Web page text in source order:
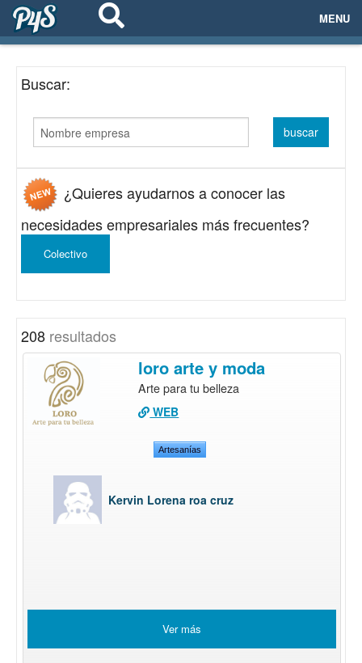
MENU
EMPRESAS
PROYECTOS
NETWORKING
AYUDA
Buscar:
¿Quieres ayudarnos a conocer las
necesidades empresariales más frecuentes?
Colectivo
208 resultados
loro arte y moda
Arte para tu belleza
WEB
Artesanías
Kervin Lorena roa cruz
Ver más